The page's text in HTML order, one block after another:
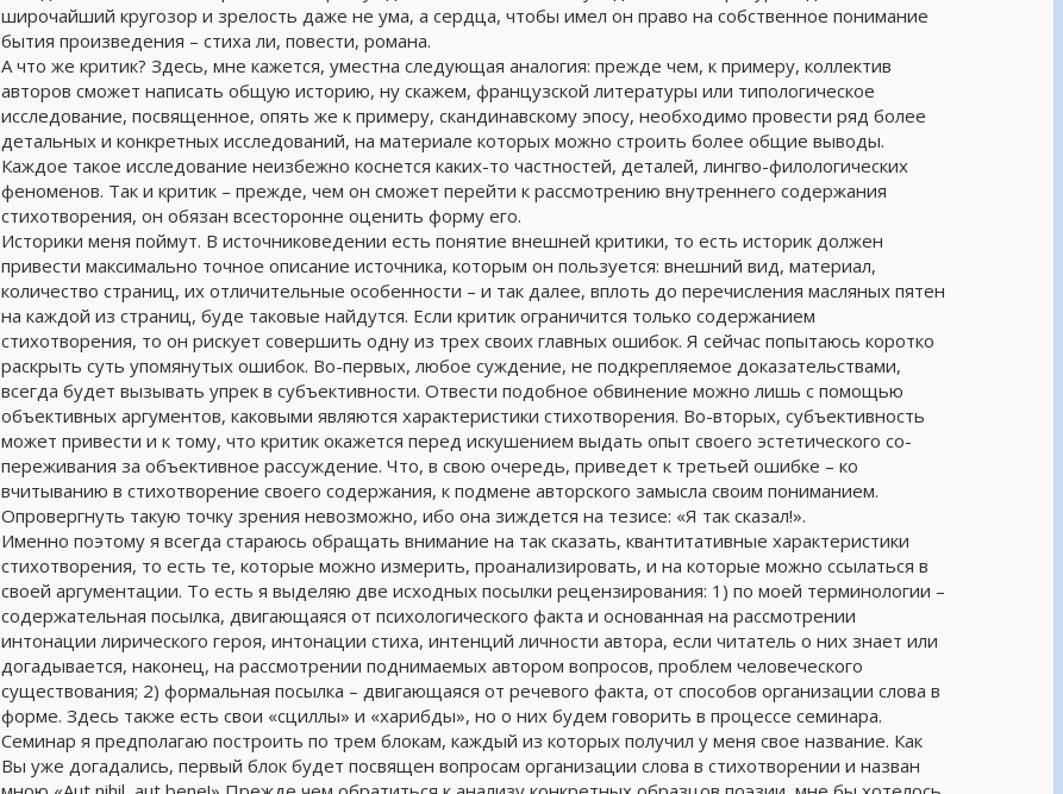
широчайший кругозор и зрелость даже не ума, а сердца, чтобы имел он право на собственное понимание
бытия произведения – стиха ли, повести, романа.
А что же критик? Здесь, мне кажется, уместна следующая аналогия: прежде чем, к примеру, коллектив
авторов сможет написать общую историю, ну скажем, французской литературы или типологическое
исследование, посвященное, опять же к примеру, скандинавскому эпосу, необходимо провести ряд более
детальных и конкретных исследований, на материале которых можно строить более общие выводы.
Каждое такое исследование неизбежно коснется каких-то частностей, деталей, лингво-филологических
феноменов. Так и критик – прежде, чем он сможет перейти к рассмотрению внутреннего содержания
стихотворения, он обязан всесторонне оценить форму его.
Историки меня поймут. В источниковедении есть понятие внешней критики, то есть историк должен
привести максимально точное описание источника, которым он пользуется: внешний вид, материал,
количество страниц, их отличительные особенности – и так далее, вплоть до перечисления масляных пятен
на каждой из страниц, буде таковые найдутся. Если критик ограничится только содержанием
стихотворения, то он рискует совершить одну из трех своих главных ошибок. Я сейчас попытаюсь коротко
раскрыть суть упомянутых ошибок. Во-первых, любое суждение, не подкрепляемое доказательствами,
всегда будет вызывать упрек в субъективности. Отвести подобное обвинение можно лишь с помощью
объективных аргументов, каковыми являются характеристики стихотворения. Во-вторых, субъективность
может привести и к тому, что критик окажется перед искушением выдать опыт своего эстетического со-
переживания за объективное рассуждение. Что, в свою очередь, приведет к третьей ошибке – ко
вчитыванию в стихотворение своего содержания, к подмене авторского замысла своим пониманием.
Опровергнуть такую точку зрения невозможно, ибо она зиждется на тезисе: «Я так сказал!».
Именно поэтому я всегда стараюсь обращать внимание на так сказать, квантитативные характеристики
стихотворения, то есть те, которые можно измерить, проанализировать, и на которые можно ссылаться в
своей аргументации. То есть я выделяю две исходных посылки рецензирования: 1) по моей терминологии –
содержательная посылка, двигающаяся от психологического факта и основанная на рассмотрении
интонации лирического героя, интонации стиха, интенций личности автора, если читатель о них знает или
догадывается, наконец, на рассмотрении поднимаемых автором вопросов, проблем человеческого
существования; 2) формальная посылка – двигающаяся от речевого факта, от способов организации слова в
форме. Здесь также есть свои «сциллы» и «харибды», но о них будем говорить в процессе семинара.
Семинар я предполагаю построить по трем блокам, каждый из которых получил у меня свое название. Как
Вы уже догадались, первый блок будет посвящен вопросам организации слова в стихотворении и назван